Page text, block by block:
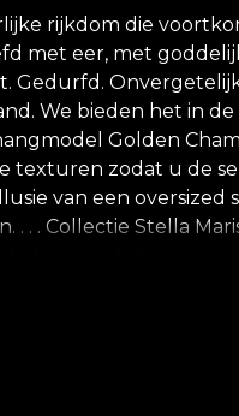
rijkdom die
met eer, met
We bieden het in
Golden
texturen zodat u de
van een oversized
. . Collectie Stella
aan
manuscripten in